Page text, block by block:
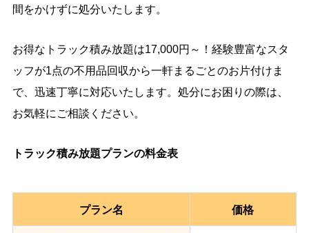
間をかけずに処分いたします。
お得なトラック積み放題は17,000円～！経験豊富なスタ
ッフが1点の不用品回収から一軒まるごとのお片付けま
で、迅速丁寧に対応いたします。処分にお困りの際は、
お気軽にご相談ください。
トラック積み放題プランの料金表
プラン名 価格